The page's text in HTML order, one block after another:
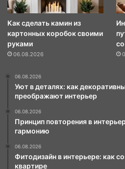
Как сделать камин из
картонных коробок своими
руками
06.08.2026
06.08.2026
Уют в деталях: как
преображают интерьер
06.08.2026
Принцип повторения в
гармонию
06.08.2026
Фитодизайн в интерьере: как
квартире